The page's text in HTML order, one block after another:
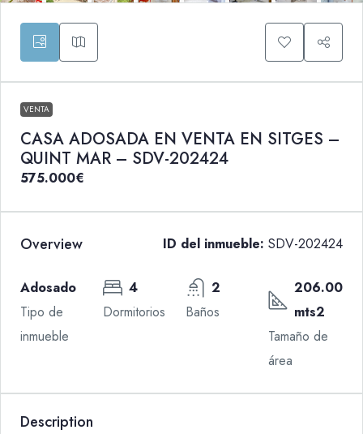
VENTA
CASA ADOSADA EN VENTA EN SITGES –
QUINT MAR – SDV-202424
575.000€
Overview ID del inmueble: SDV-202424
Adosado
Tipo de
inmueble
4
Dormitorios
2
Baños
206.00
mts2
Tamaño de
área
Description